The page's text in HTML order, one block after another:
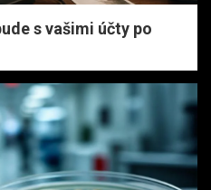
s vašimi účty po